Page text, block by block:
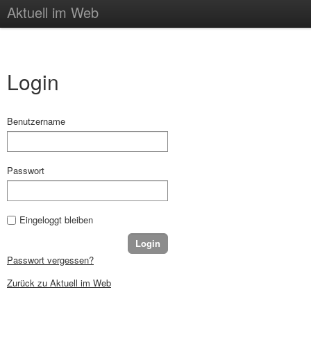
Aktuell im Web
Login
Benutzername
Passwort
Eingeloggt bleiben
Passwort vergessen?
Zurück zu Aktuell im Web